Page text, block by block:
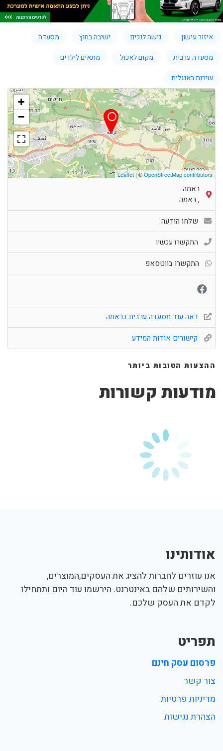
איזור עישון גישה לנכים ישיבה בחוץ
מסעדה
מסעדה ערבית
מקום לאכול
מתאים לילדים
שירות באנגלית
+
−
Leaflet | ©OpenStreetMap contributors
ראמה
, ראמה
שלחו הודעה
התקשרו עכשיו
התקשרו בווטסאפ
ראה עוד מסעדה ערבית בראמה
קישורים אודות המידע
ההצעות הטובות ביותר
מודעות קשורות
אודותינו
אנו עוזרים לחברות להציג את העסקים,המוצרים,
והשירותים שלהם באינטרנט. הירשמו עוד היום ותתחילו
לקדם את העסק שלכם.
תפריט
פרסום עסק חינם
צור קשר
מדיניות פרטיות
הצהרת נגישות